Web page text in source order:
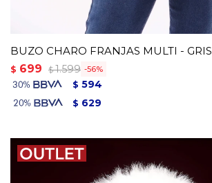
BUZO CHARO FRANJAS MULTI - GRIS
$ 699 $ 1.599 56
$ 594
$ 629